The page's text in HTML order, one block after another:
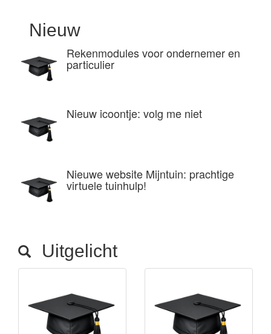
Nieuw
Rekenmodules voor ondernemer en
particulier
Nieuw icoontje: volg me niet
Nieuwe website Mijntuin: prachtige
virtuele tuinhulp!
Uitgelicht